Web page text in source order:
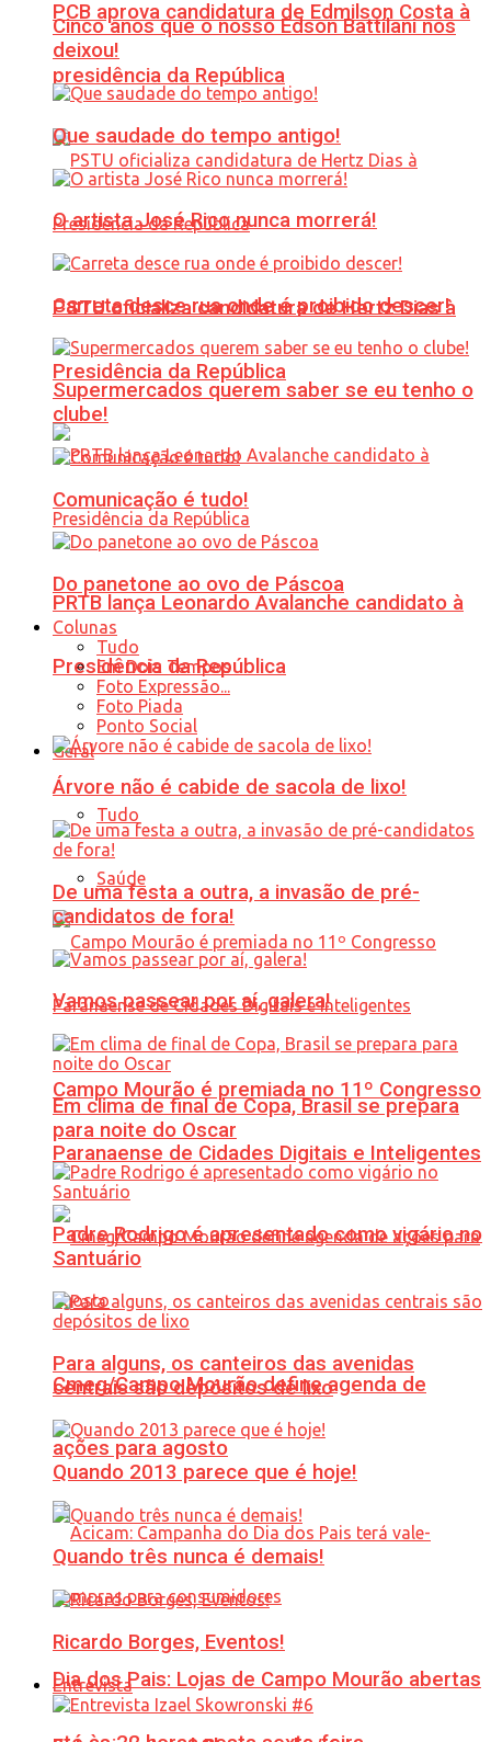
PCB aprova candidatura de Edmilson Costa à
presidência da República
PSTU oficializa candidatura de Hertz Dias à
Presidência da República
PRTB lança Leonardo Avalanche candidato à
Presidência da República
Geral
Tudo
Saúde
Campo Mourão é premiada no 11º Congresso
Paranaense de Cidades Digitais e Inteligentes
Cmeg/Campo Mourão define agenda de
ações para agosto
Dia dos Pais: Lojas de Campo Mourão abertas
Cinco anos que o nosso Edson Battilani nos
deixou!
Que saudade do tempo antigo!
O artista José Rico nunca morrerá!
Carreta desce rua onde é proibido descer!
Supermercados querem saber se eu tenho o
clube!
Comunicação é tudo!
Do panetone ao ovo de Páscoa
Colunas
Tudo
Em Dois Tempos
Foto Expressão...
Foto Piada
Ponto Social
Árvore não é cabide de sacola de lixo!
De uma festa a outra, a invasão de pré-
candidatos de fora!
Vamos passear por aí, galera!
Em clima de final de Copa, Brasil se prepara
para noite do Oscar
Padre Rodrigo é apresentado como vigário no
Santuário
Para alguns, os canteiros das avenidas
centrais são depósitos de lixo
Quando 2013 parece que é hoje!
Quando três nunca é demais!
Ricardo Borges, Eventos!
Entrevista